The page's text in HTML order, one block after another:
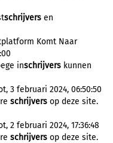
schrijvers en
Komt Naar
inschrijvers kunnen
3 februari 2024, 06:50:50
schrijvers op deze site.
2 februari 2024, 17:36:48
schrijvers op deze site.